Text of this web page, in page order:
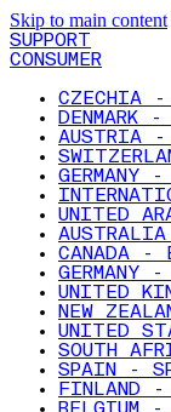
Skip to main content
SUPPORT
CONSUMER
CZECHIA -
DENMARK
AUSTRIA -
GERMANY -
UNITED
CANADA -
GERMANY
UNITED
NEW
UNITED
SOUTH
SPAIN -
FINLAND -